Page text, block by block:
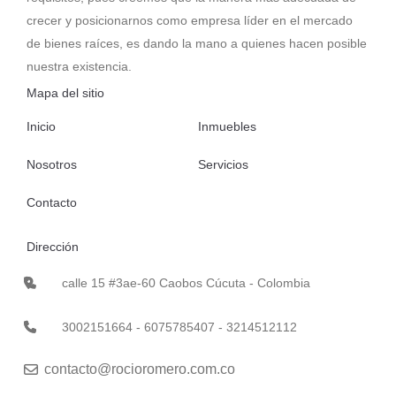
crecer y posicionarnos como empresa líder en el mercado
de bienes raíces, es dando la mano a quienes hacen posible
nuestra existencia.
Mapa del sitio
Inicio Inmuebles
Nosotros Servicios
Contacto
Dirección
calle 15 #3ae-60 Caobos Cúcuta - Colombia
3002151664 - 6075785407 - 3214512112
contacto@rocioromero.com.co